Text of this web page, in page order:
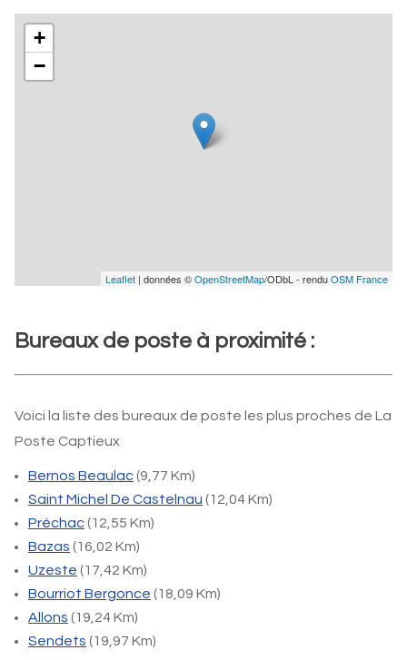
+
−
Leaflet | données ©OpenStreetMap/ODbL - renduOSM France
Bureaux de poste à proximité :
Voici la liste des bureaux de poste les plus proches de La
Poste Captieux
Bernos Beaulac(9,77 Km)
Saint Michel De Castelnau (12,04 Km)
Préchac(12,55 Km)
Bazas (16,02 Km)
Uzeste (17,42 Km)
Bourriot Bergonce (18,09 Km)
Allons (19,24 Km)
Sendets (19,97 Km)